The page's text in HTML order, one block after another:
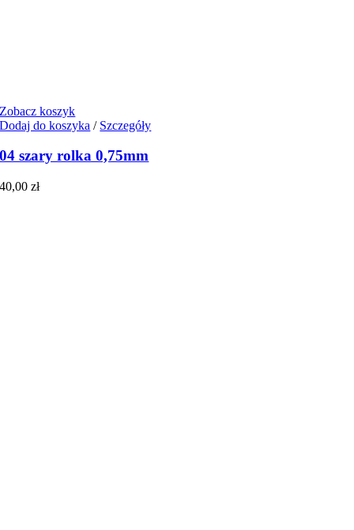
Zobacz koszyk
Dodaj do koszyka / Szczegóły
04 szary rolka 0,75mm
40,00zł